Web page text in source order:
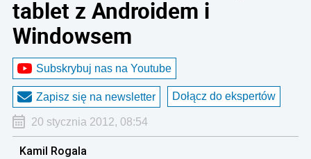
tablet z Androidem i
Windowsem
Subskrybuj nas na Youtube
Zapisz się na newsletter Dołącz do ekspertów
20 stycznia 2012, 08:54
Kamil Rogala